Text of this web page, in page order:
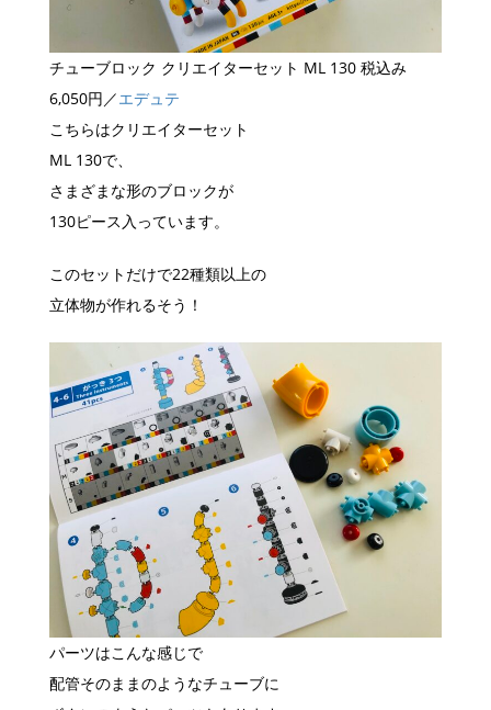
チューブロック クリエイターセット ML 130 税込み
6,050円／エデュテ
こちらはクリエイターセット
ML 130で、
さまざまな形のブロックが
130ピース入っています。
このセットだけで22種類以上の
立体物が作れるそう！
パーツはこんな感じで
配管そのままのようなチューブに